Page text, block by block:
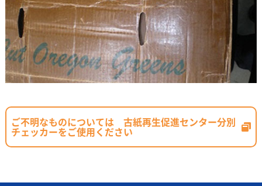
ご不明なものについては 古紙再生促進センター分別
チェッカーをご使用ください